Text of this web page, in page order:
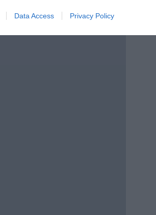
Data Access Privacy Policy